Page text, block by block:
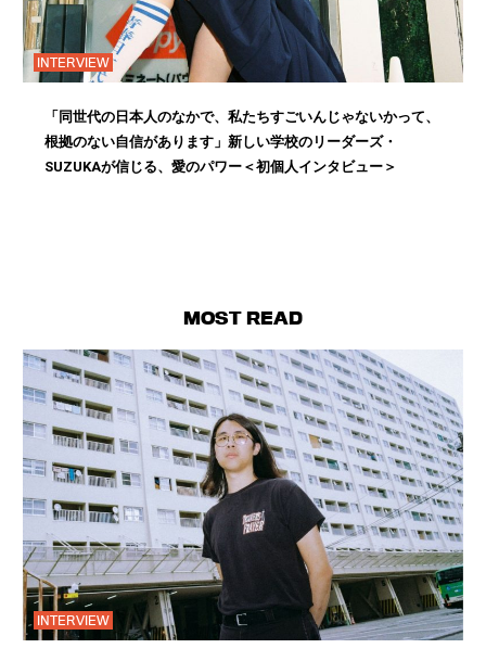
INTERVIEW
「同世代の日本人のなかで、私たちすごいんじゃないかって、
根拠のない自信があります」新しい学校のリーダーズ・
SUZUKAが信じる、愛のパワー＜初個人インタビュー＞
MOST READ
INTERVIEW